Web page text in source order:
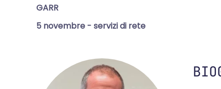
GARR
5 novembre - servizi di rete